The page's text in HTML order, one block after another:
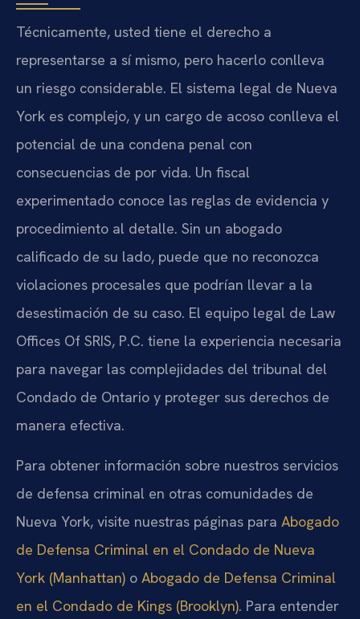
Técnicamente, usted tiene el derecho a
representarse a sí mismo, pero hacerlo conlleva
un riesgo considerable. El sistema legal de Nueva
York es complejo, y un cargo de acoso conlleva el
potencial de una condena penal con
consecuencias de por vida. Un fiscal
experimentado conoce las reglas de evidencia y
procedimiento al detalle. Sin un abogado
calificado de su lado, puede que no reconozca
violaciones procesales que podrían llevar a la
desestimación de su caso. El equipo legal de Law
Offices Of SRIS, P.C. tiene la experiencia necesaria
para navegar las complejidades del tribunal del
Condado de Ontario y proteger sus derechos de
manera efectiva.
Para obtener información sobre nuestros servicios
de defensa criminal en otras comunidades de
Nueva York, visite nuestras páginas para Abogado
de Defensa Criminal en el Condado de Nueva
York (Manhattan) o Abogado de Defensa Criminal
en el Condado de Kings (Brooklyn). Para entender